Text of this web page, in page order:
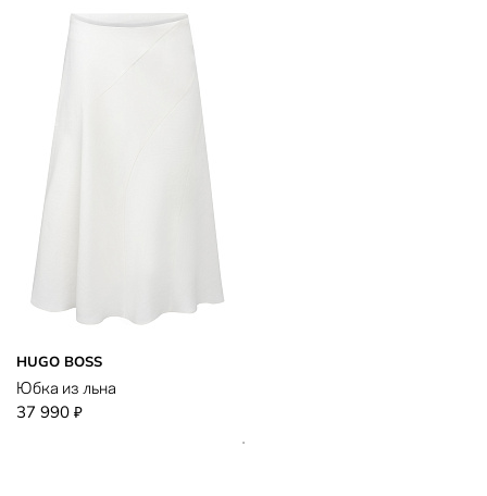
HUGO BOSS
Юбка из льна
37 990 ₽